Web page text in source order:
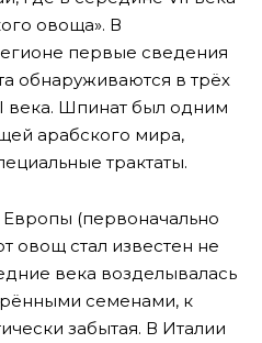
овоща». В
первые сведения
обнаруживаются в трёх
века. Шпинат был одним
арабского мира,
трактаты.
(первоначально
овощ стал известен не
века возделывалась
семенами, к
забытая. В Италии